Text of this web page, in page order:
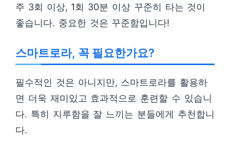
주 3회 이상, 1회 30분 이상 꾸준히 타는 것이
좋습니다. 중요한 것은 꾸준함입니다!
스마트로라, 꼭 필요한가요?
필수적인 것은 아니지만, 스마트로라를 활용하
면 더욱 재미있고 효과적으로 훈련할 수 있습니
다. 특히 지루함을 잘 느끼는 분들에게 추천합니
다.